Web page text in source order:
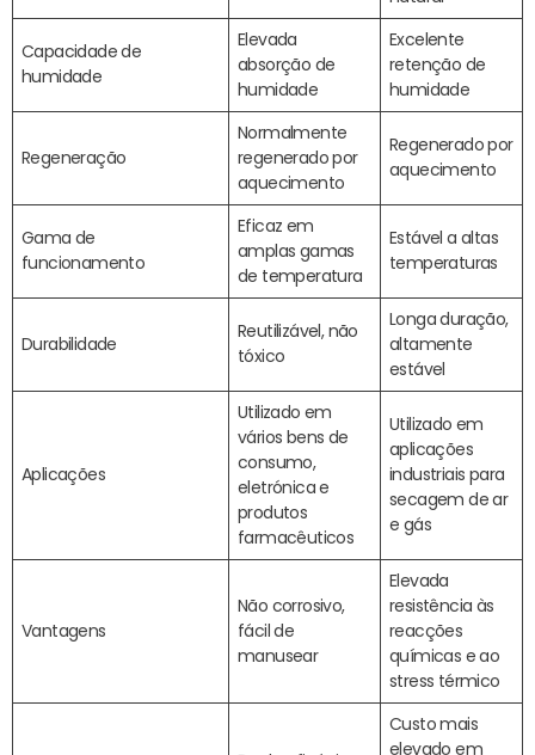
Capacidade de
humidade
Elevada
absorção de
humidade
Excelente
retenção de
humidade
Regeneração
Normalmente
regenerado por
aquecimento
Regenerado por
aquecimento
Gama de
funcionamento
Eficaz em
amplas gamas
de temperatura
Estável a altas
temperaturas
Durabilidade
Reutilizável, não
tóxico
Longa duração,
altamente
estável
Aplicações
Utilizado em
vários bens de
consumo,
eletrónica e
produtos
farmacêuticos
Utilizado em
aplicações
industriais para
secagem de ar
e gás
Vantagens
Não corrosivo,
fácil de
manusear
Elevada
resistência às
reacções
químicas e ao
stress térmico
Custo mais
elevado em